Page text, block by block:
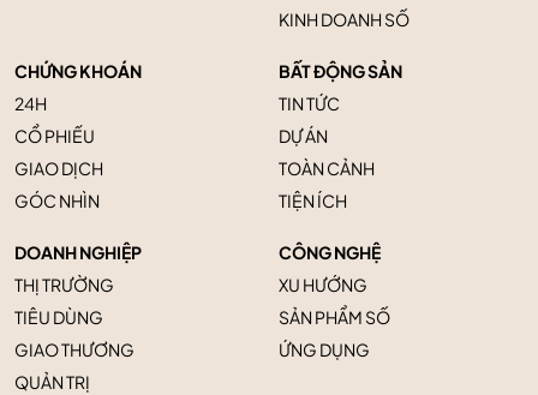
KINH DOANH SỐ
CHỨNG KHOÁN
24H
CỔ PHIẾU
GIAO DỊCH
GÓC NHÌN
BẤT ĐỘNG SẢN
TIN TỨC
DỰ ÁN
TOÀN CẢNH
TIỆN ÍCH
DOANH NGHIỆP
THỊ TRƯỜNG
TIÊU DÙNG
GIAO THƯƠNG
QUẢN TRỊ
CÔNG NGHỆ
XU HƯỚNG
SẢN PHẨM SỐ
ỨNG DỤNG